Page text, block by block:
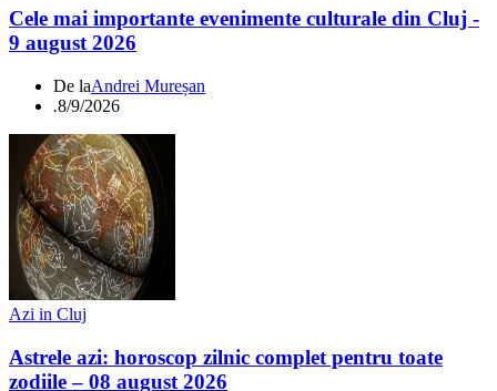
Cele mai importante evenimente culturale din Cluj -
9 august 2026
De laAndrei Mureșan
.8/9/2026
Azi in Cluj
Astrele azi: horoscop zilnic complet pentru toate
zodiile – 08 august 2026